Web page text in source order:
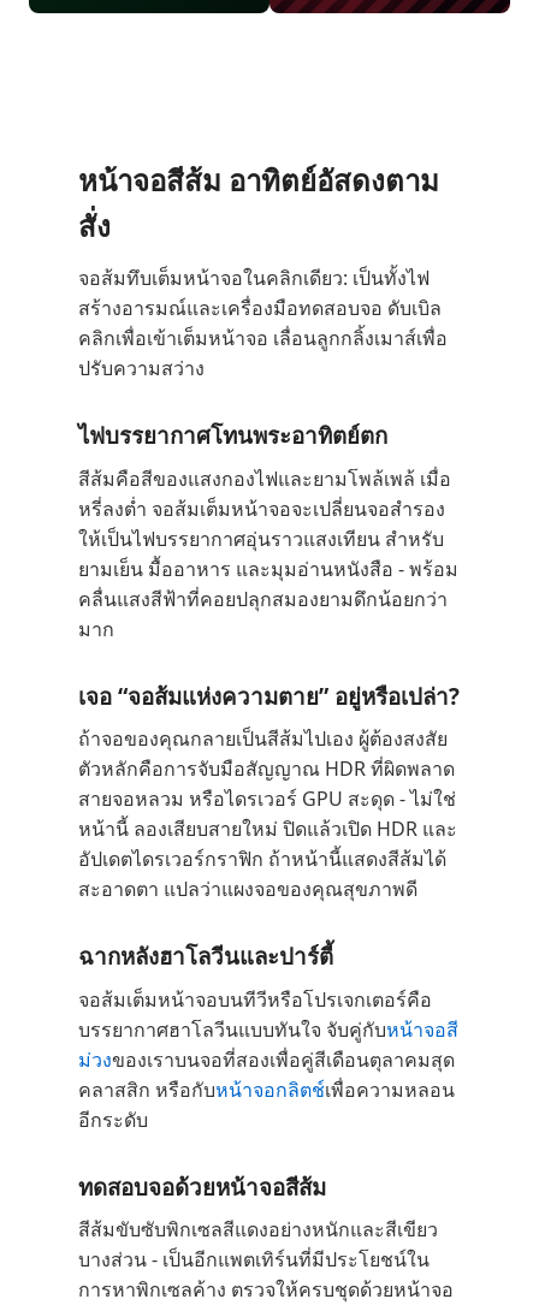
หน้าจอสีส้ม อาทิตย์อัสดงตาม
สั่ง
จอส้มทึบเต็มหน้าจอในคลิกเดียว: เป็นทั้งไฟ
สร้างอารมณ์และเครื่องมือทดสอบจอ ดับเบิล
คลิกเพื่อเข้าเต็มหน้าจอ เลื่อนลูกกลิ้งเมาส์เพื่อ
ปรับความสว่าง
ไฟบรรยากาศโทนพระอาทิตย์ตก
สีส้มคือสีของแสงกองไฟและยามโพล้เพล้ เมื่อ
หรี่ลงต่ำ จอส้มเต็มหน้าจอจะเปลี่ยนจอสำรอง
ให้เป็นไฟบรรยากาศอุ่นราวแสงเทียน สำหรับ
ยามเย็น มื้ออาหาร และมุมอ่านหนังสือ - พร้อม
คลื่นแสงสีฟ้าที่คอยปลุกสมองยามดึกน้อยกว่า
มาก
เจอ “จอส้มแห่งความตาย” อยู่หรือเปล่า?
ถ้าจอของคุณกลายเป็นสีส้มไปเอง ผู้ต้องสงสัย
ตัวหลักคือการจับมือสัญญาณ HDR ที่ผิดพลาด
สายจอหลวม หรือไดรเวอร์ GPU สะดุด - ไม่ใช่
หน้านี้ ลองเสียบสายใหม่ ปิดแล้วเปิด HDR และ
อัปเดตไดรเวอร์กราฟิก ถ้าหน้านี้แสดงสีส้มได้
สะอาดตา แปลว่าแผงจอของคุณสุขภาพดี
ฉากหลังฮาโลวีนและปาร์ตี้
จอส้มเต็มหน้าจอบนทีวีหรือโปรเจกเตอร์คือ
บรรยากาศฮาโลวีนแบบทันใจ จับคู่กับหน้าจอสี
ม่วงของเราบนจอที่สองเพื่อคู่สีเดือนตุลาคมสุด
คลาสสิก หรือกับหน้าจอกลิตช์เพื่อความหลอน
อีกระดับ
ทดสอบจอด้วยหน้าจอสีส้ม
สีส้มขับซับพิกเซลสีแดงอย่างหนักและสีเขียว
บางส่วน - เป็นอีกแพตเทิร์นที่มีประโยชน์ใน
การหาพิกเซลค้าง ตรวจให้ครบชุดด้วยหน้าจอ